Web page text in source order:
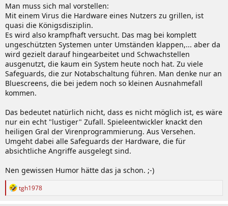
Man muss sich mal vorstellen:
Mit einem Virus die Hardware eines Nutzers zu grillen, ist
quasi die Königsdisziplin.
Es wird also krampfhaft versucht. Das mag bei komplett
ungeschützten Systemen unter Umständen klappen,... aber da
wird gezielt darauf hingearbeitet und Schwachstellen
ausgenutzt, die kaum ein System heute noch hat. Zu viele
Safeguards, die zur Notabschaltung führen. Man denke nur an
Bluescreens, die bei jedem noch so kleinen Ausnahmefall
kommen.
Das bedeutet natürlich nicht, dass es nicht möglich ist, es wäre
nur ein echt "lustiger" Zufall. Spieleentwickler knackt den
heiligen Gral der Virenprogrammierung. Aus Versehen.
Umgeht dabei alle Safeguards der Hardware, die für
absichtliche Angriffe ausgelegt sind.
Nen gewissen Humor hätte das ja schon. ;-)
R
tgh1978